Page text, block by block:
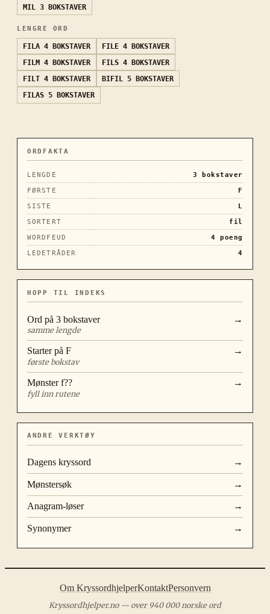
MIL
3 BOKSTAVER
LENGRE ORD
FILA 4 BOKSTAVER FILE 4 BOKSTAVER
FILM 4 BOKSTAVER FILS 4 BOKSTAVER
FILT 4 BOKSTAVER BIFIL 5 BOKSTAVER
FILAS 5 BOKSTAVER
ORDFAKTA
LENGDE 3
bokstaver
FØRSTE
F
SISTE
L
SORTERT
fil
WORDFEUD
4 poeng
LEDETRÅDER
4
HOPP TIL INDEKS
Ord på 3 bokstaver
samme lengde
→
Starter på F
første bokstav
→
Mønsterf??
fyll inn rutene
→
ANDRE VERKTØY
Dagens kryssord →
Mønstersøk →
Anagram-løser →
Synonymer →
Om KryssordhjelperKontaktPersonvern
Kryssordhjelper.no — over 940 000 norske ord